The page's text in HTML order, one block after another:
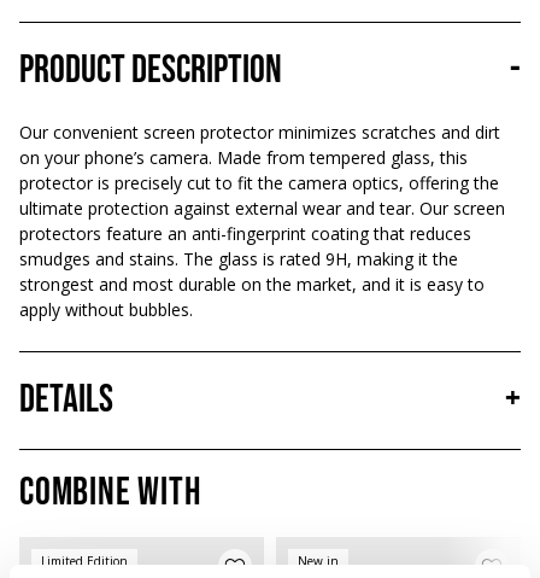
Product description -
Our convenient screen protector minimizes scratches and dirt
on your phone’s camera. Made from tempered glass, this
protector is precisely cut to fit the camera optics, offering the
ultimate protection against external wear and tear. Our screen
protectors feature an anti-fingerprint coating that reduces
smudges and stains. The glass is rated 9H, making it the
strongest and most durable on the market, and it is easy to
apply without bubbles.
Details
+
Combine with
Limited Edition
New in